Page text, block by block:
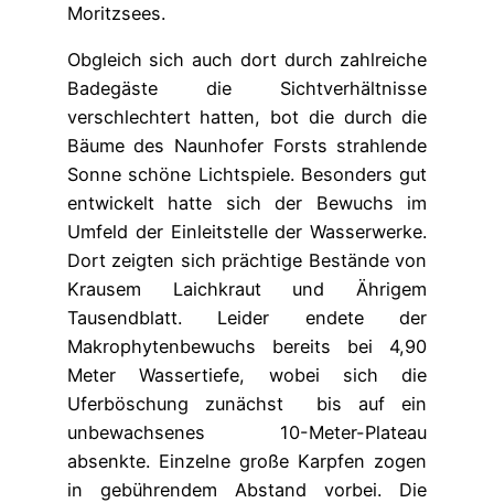
Moritzsees.
Obgleich sich auch dort durch zahlreiche
Badegäste die Sichtverhältnisse
verschlechtert hatten, bot die durch die
Bäume des Naunhofer Forsts strahlende
Sonne schöne Lichtspiele. Besonders gut
entwickelt hatte sich der Bewuchs im
Umfeld der Einleitstelle der Wasserwerke.
Dort zeigten sich prächtige Bestände von
Krausem Laichkraut und Ährigem
Tausendblatt. Leider endete der
Makrophytenbewuchs bereits bei 4,90
Meter Wassertiefe, wobei sich die
Uferböschung zunächst bis auf ein
unbewachsenes 10-Meter-Plateau
absenkte. Einzelne große Karpfen zogen
in gebührendem Abstand vorbei. Die